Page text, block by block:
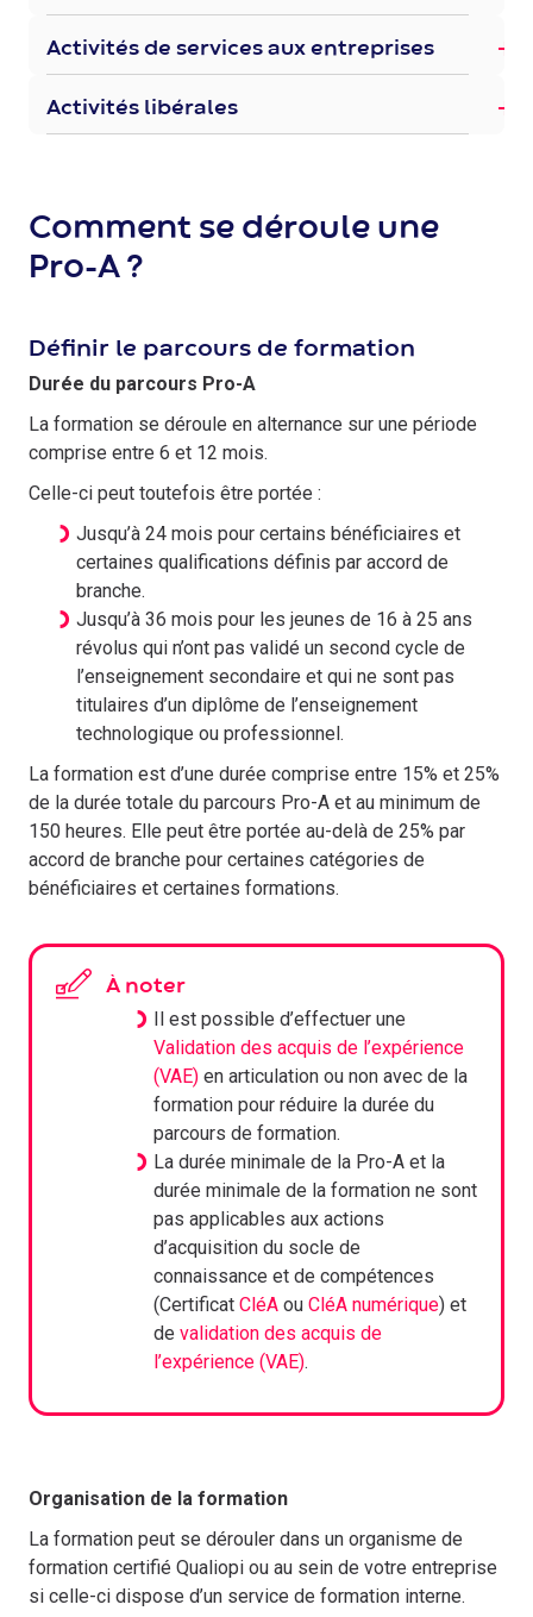
Activités de services aux entreprises
Activités libérales
Comment se déroule une
Pro-A ?
Définir le parcours de formation
Durée du parcours Pro-A
La formation se déroule en alternance sur une période
comprise entre 6 et 12 mois.
Celle-ci peut toutefois être portée :
Jusqu’à 24 mois pour certains bénéficiaires et
certaines qualifications définis par accord de
branche.
Jusqu’à 36 mois pour les jeunes de 16 à 25 ans
révolus qui n’ont pas validé un second cycle de
l’enseignement secondaire et qui ne sont pas
titulaires d’un diplôme de l’enseignement
technologique ou professionnel.
La formation est d’une durée comprise entre 15% et 25%
de la durée totale du parcours Pro-A et au minimum de
150 heures. Elle peut être portée au-delà de 25% par
accord de branche pour certaines catégories de
bénéficiaires et certaines formations.
À noter
Il est possible d’effectuer une
Validation des acquis de l’expérience
(VAE) en articulation ou non avec de la
formation pour réduire la durée du
parcours de formation.
La durée minimale de la Pro-A et la
durée minimale de la formation ne sont
pas applicables aux actions
d’acquisition du socle de
connaissance et de compétences
(Certificat CléA ou CléA numérique) et
de validation des acquis de
l’expérience (VAE).
Organisation de la formation
La formation peut se dérouler dans un organisme de
formation certifié Qualiopi ou au sein de votre entreprise
si celle-ci dispose d’un service de formation interne.